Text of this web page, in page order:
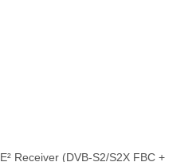
Receiver (DVB-S2/S2X FBC +